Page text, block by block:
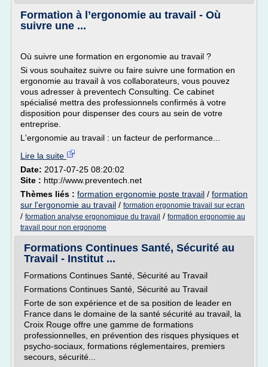
Formation à l’ergonomie au travail - Où
suivre une ...
Où suivre une formation en ergonomie au travail ?
Si vous souhaitez suivre ou faire suivre une formation en
ergonomie au travail à vos collaborateurs, vous pouvez
vous adresser à preventech Consulting. Ce cabinet
spécialisé mettra des professionnels confirmés à votre
disposition pour dispenser des cours au sein de votre
entreprise.
L'ergonomie au travail : un facteur de performance...
Lire la suite
Date: 2017-07-25 08:20:02
Site : http://www.preventech.net
Thèmes liés : formation ergonomie poste travail / formation
sur l'ergonomie au travail / formation ergonomie travail sur ecran
/ formation analyse ergonomique du travail / formation ergonomie au
travail pour non ergonome
Formations Continues Santé, Sécurité au
Travail - Institut ...
Formations Continues Santé, Sécurité au Travail
Formations Continues Santé, Sécurité au Travail
Forte de son expérience et de sa position de leader en
France dans le domaine de la santé sécurité au travail, la
Croix Rouge offre une gamme de formations
professionnelles, en prévention des risques physiques et
psycho-sociaux, formations réglementaires, premiers
secours, sécurité...